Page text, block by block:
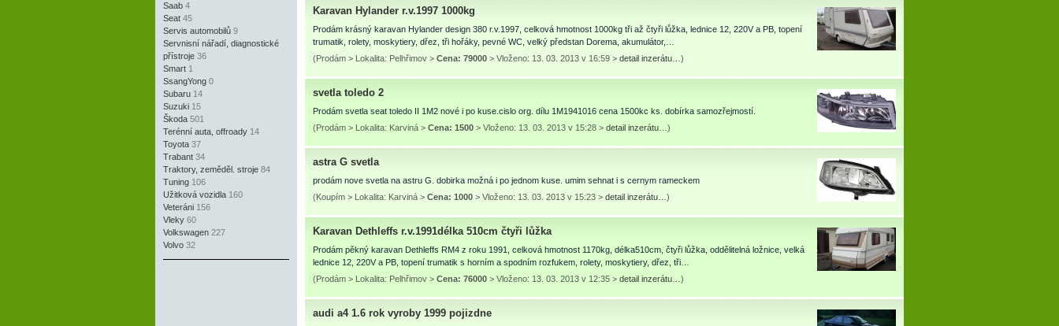
Saab 4
Seat 45
Servis automobilů 9
Servnisní nářadí, diagnostické
přístroje 36
Smart 1
SsangYong 0
Subaru 14
Suzuki 15
Škoda 501
Terénní auta, offroady 14
Toyota 37
Trabant 34
Traktory, zeměděl. stroje 84
Tuning 106
Užitková vozidla 160
Veteráni 156
Vleky 60
Volkswagen 227
Volvo 32
Karavan Hylander r.v.1997 1000kg
Prodám krásný karavan Hylander design 380 r.v.1997, celková hmotnost 1000kg tři až čtyři lůžka, lednice 12, 220V a PB, topení
trumatik, rolety, moskytiery, dřez, tři hořáky, pevné WC, velký předstan Dorema, akumulátor,…
(Prodám > Lokalita: Pelhřimov > Cena: 79000 > Vloženo: 13. 03. 2013 v 16:59 > detail inzerátu… )
svetla toledo 2
Prodám svetla seat toledo II 1M2 nové i po kuse.cislo org. dílu 1M1941016 cena 1500kc ks. dobírka samozřejmostí.
(Prodám > Lokalita: Karviná > Cena: 1500 > Vloženo: 13. 03. 2013 v 15:28 > detail inzerátu… )
astra G svetla
prodám nove svetla na astru G. dobirka možná i po jednom kuse. umim sehnat i s cernym rameckem
(Koupím > Lokalita: Karviná > Cena: 1000 > Vloženo: 13. 03. 2013 v 15:23 > detail inzerátu… )
Karavan Dethleffs r.v.1991délka 510cm čtyři lůžka
Prodám pěkný karavan Dethleffs RM4 z roku 1991, celková hmotnost 1170kg, délka510cm, čtyři lůžka, oddělitelná ložnice, velká
lednice 12, 220V a PB, topení trumatik s horním a spodním rozfukem, rolety, moskytiery, dřez, tři…
(Prodám > Lokalita: Pelhřimov > Cena: 76000 > Vloženo: 13. 03. 2013 v 12:35 > detail inzerátu… )
audi a4 1.6 rok vyroby 1999 pojizdne